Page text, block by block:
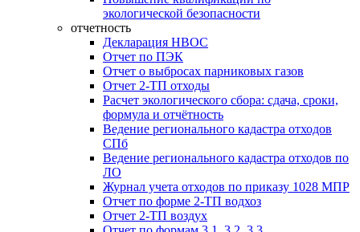
экологической безопасности
отчетность
Декларация НВОС
Отчет по ПЭК
Отчет о выбросах парниковых газов
Отчет 2-ТП отходы
Расчет экологического сбора: сдача, сроки,
формула и отчётность
Ведение регионального кадастра отходов
СПб
Ведение регионального кадастра отходов по
ЛО
Журнал учета отходов по приказу 1028 МПР
Отчет по форме 2-ТП водхоз
Отчет 2-ТП воздух